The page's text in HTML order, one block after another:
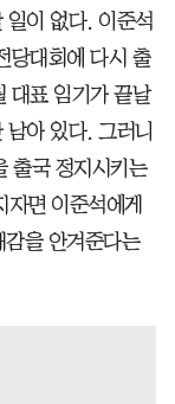
일이 없다. 이준석
당대회에 다시 출
대표 임기가 끝날
아 있다. 그러니
출국 정지시키는
면 이준석에게
을 안겨준다는